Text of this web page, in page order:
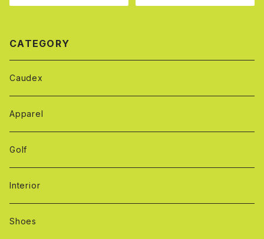
CATEGORY
Caudex
Apparel
Golf
Interior
Shoes